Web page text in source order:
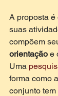
A proposta
suas
compõem
orientação e
Uma
forma como
conjunto